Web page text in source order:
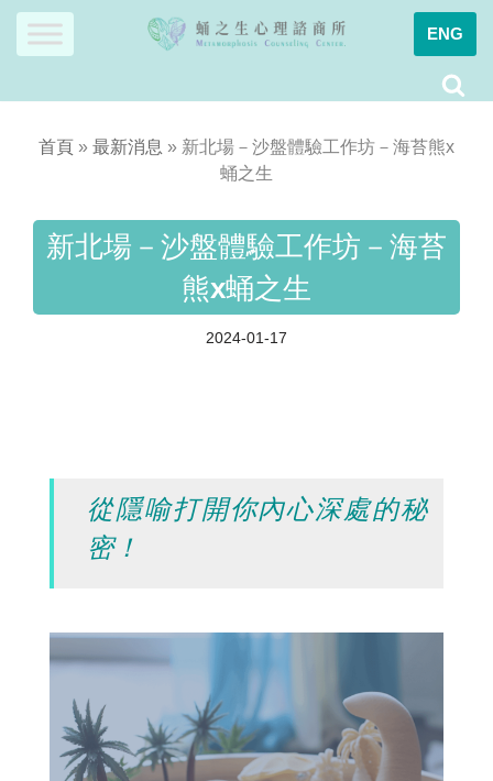
Skip
ENG
首頁 » 最新消息 » 新北場－沙盤體驗工作坊－海苔熊x
蛹之生
新北場－沙盤體驗工作坊－海苔
熊x蛹之生
2024-01-17
從隱喻打開你內心深處的秘
密！